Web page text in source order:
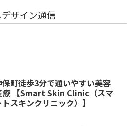
デザイン通信
保町徒歩3分で通いやすい美容
療 【Smart Skin Clinic（スマ
トスキンクリニック）】